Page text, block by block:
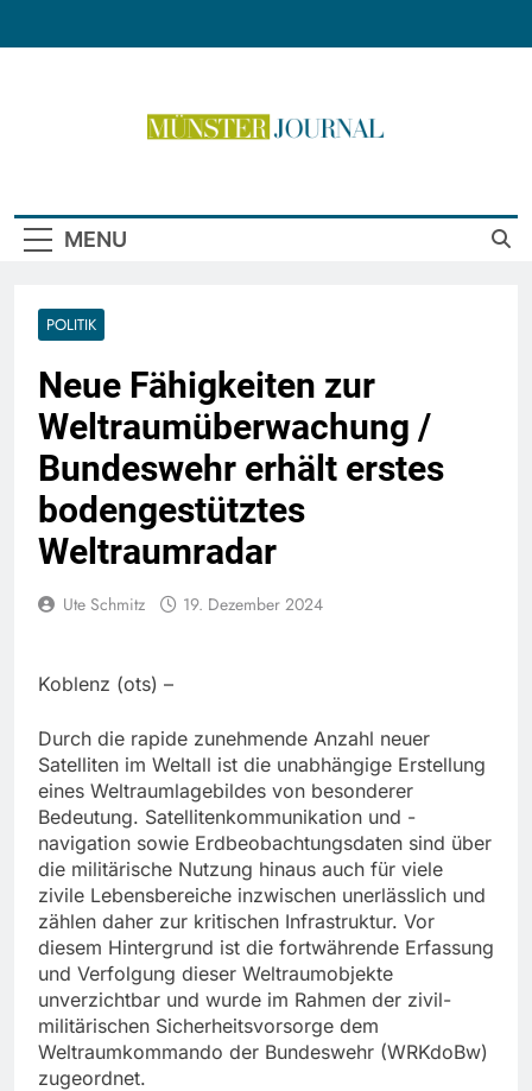
MENU
POLITIK
Neue Fähigkeiten zur
Weltraumüberwachung /
Bundeswehr erhält erstes
bodengestütztes
Weltraumradar
Ute Schmitz 19. Dezember 2024
Koblenz (ots) –
Durch die rapide zunehmende Anzahl neuer
Satelliten im Weltall ist die unabhängige Erstellung
eines Weltraumlagebildes von besonderer
Bedeutung. Satellitenkommunikation und -
navigation sowie Erdbeobachtungsdaten sind über
die militärische Nutzung hinaus auch für viele
zivile Lebensbereiche inzwischen unerlässlich und
zählen daher zur kritischen Infrastruktur. Vor
diesem Hintergrund ist die fortwährende Erfassung
und Verfolgung dieser Weltraumobjekte
unverzichtbar und wurde im Rahmen der zivil-
militärischen Sicherheitsvorsorge dem
Weltraumkommando der Bundeswehr (WRKdoBw)
zugeordnet.